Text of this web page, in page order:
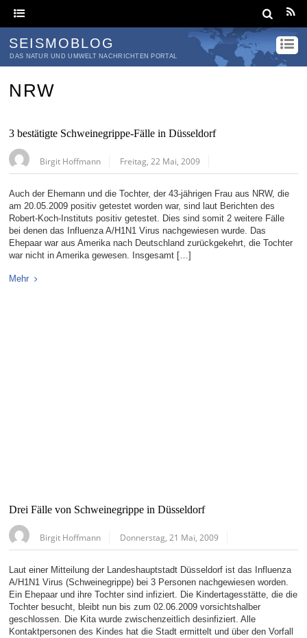
SEISMOBLOG
DAS NATUR UND UMWELT NACHRICHTEN PORTAL
NRW
3 bestätigte Schweinegrippe-Fälle in Düsseldorf
Birgit Hoffmann Freitag, 22 Mai, 2009
Auch der Ehemann und die Tochter, der 43-jährigen Frau aus NRW, die
am 20.05.2009 positiv getestet worden war, sind laut Berichten des
Robert-Koch-Instituts positiv getestet. Dies sind somit 2 weitere Fälle
bei denen das Influenza A/H1N1 Virus nachgewiesen wurde. Das
Ehepaar war aus Amerika nach Deutschland zurückgekehrt, die Tochter
war nicht in Amerika gewesen. Insgesamt […]
Mehr
Drei Fälle von Schweinegrippe in Düsseldorf
Birgit Hoffmann Donnerstag, 21 Mai, 2009
Laut einer Mitteilung der Landeshauptstadt Düsseldorf ist das Influenza
A/H1N1 Virus (Schweinegrippe) bei 3 Personen nachgewiesen worden.
Ein Ehepaar und ihre Tochter sind infiziert. Die Kindertagesstätte, die die
Tochter besucht, bleibt nun bis zum 02.06.2009 vorsichtshalber
geschlossen. Die Kita wurde zwischenzeitlich desinfiziert. Alle
Kontaktpersonen des Kindes hat die Stadt ermittelt und über den Vorfall